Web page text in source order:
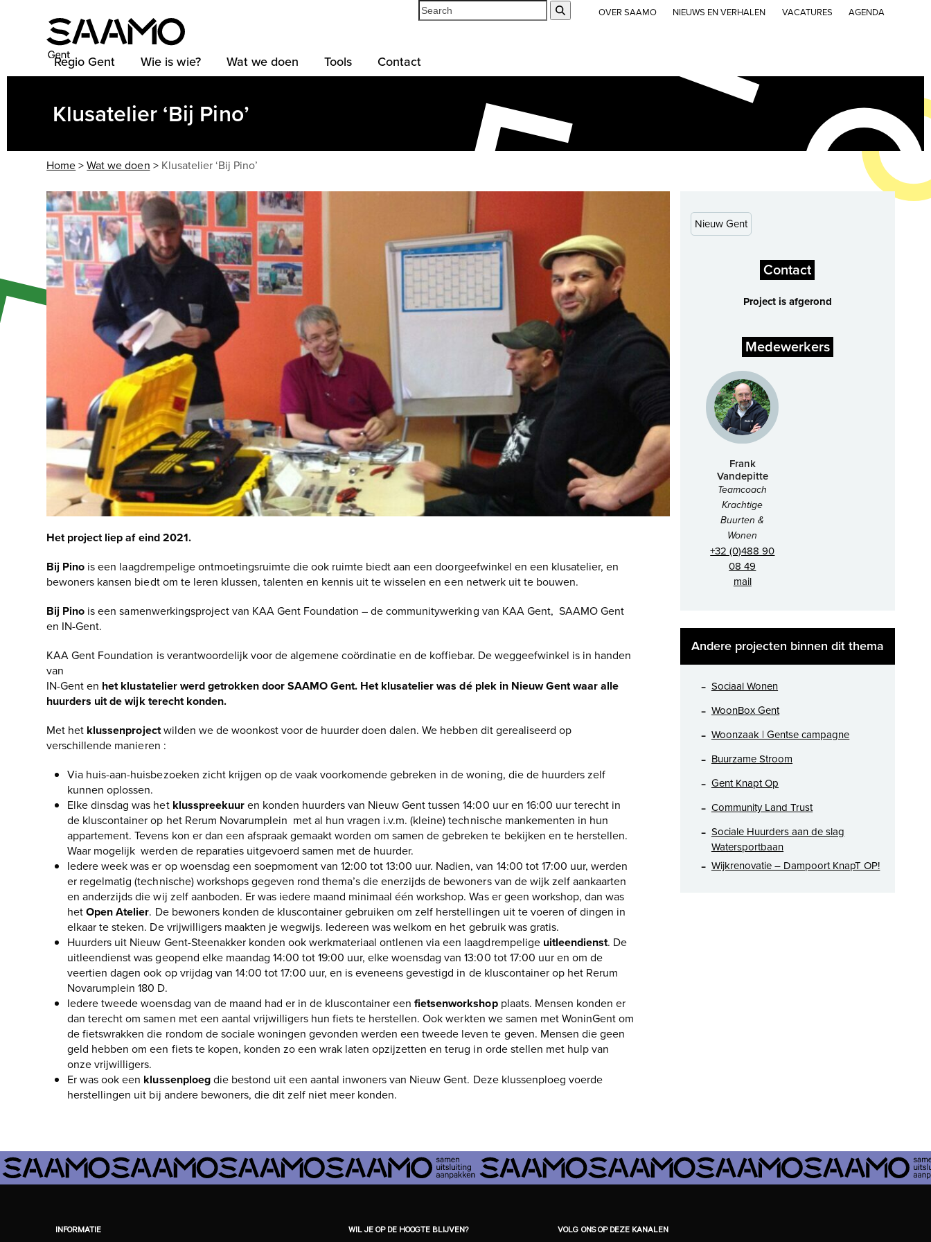
OVER SAAMO NIEUWS EN VERHALEN VACATURES AGENDA
Search
Regio Gent Wie is wie? Wat we doen Tools Contact
Klusatelier ‘Bij Pino’
Home>Wat we doen > Klusatelier ‘Bij Pino’
Het project liep af eind 2021.
Bij Pino is een laagdrempelige ontmoetingsruimte die ook ruimte biedt aan een doorgeefwinkel en een klusatelier, en
bewoners kansen biedt om te leren klussen, talenten en kennis uit te wisselen en een netwerk uit te bouwen.
Bij Pino is een samenwerkingsproject van KAA Gent Foundation – de communitywerking van KAA Gent, SAAMO Gent
en IN-Gent.
KAA Gent Foundation is verantwoordelijk voor de algemene coördinatie en de koffiebar. De weggeefwinkel is in handen
van
IN-Gent en het klustatelier werd getrokken door SAAMO Gent. Het klusatelier was dé plek in Nieuw Gent waar alle
huurders uit de wijk terecht konden.
Met het klussenprojectwilden we de woonkost voor de huurder doen dalen. We hebben dit gerealiseerd op
verschillende manieren :
Via huis-aan-huisbezoeken zicht krijgen op de vaak voorkomende gebreken in de woning, die de huurders zelf
kunnen oplossen.
Elke dinsdag was het klusspreekuuren konden huurders van Nieuw Gent tussen 14:00 uur en 16:00 uur terecht in
de kluscontainer op het Rerum Novarumplein met al hun vragen i.v.m. (kleine) technische mankementen in hun
appartement. Tevens kon er dan een afspraak gemaakt worden om samen de gebreken te bekijken en te herstellen.
Waar mogelijk werden de reparaties uitgevoerd samen met de huurder.
Iedere week was er op woensdag een soepmoment van 12:00 tot 13:00 uur. Nadien, van 14:00 tot 17:00 uur, werden
er regelmatig (technische) workshops gegeven rond thema’s die enerzijds de bewoners van de wijk zelf aankaarten
en anderzijds die wij zelf aanboden. Er was iedere maand minimaal één workshop. Was er geen workshop, dan was
hetOpen Atelier. De bewoners konden de kluscontainer gebruiken om zelf herstellingen uit te voeren of dingen in
elkaar te steken. De vrijwilligers maakten je wegwijs. Iedereen was welkom en het gebruik was gratis.
Huurders uit Nieuw Gent-Steenakker konden ook werkmateriaal ontlenen via een laagdrempelige uitleendienst. De
uitleendienst was geopend elke maandag 14:00 tot 19:00 uur, elke woensdag van 13:00 tot 17:00 uur en om de
veertien dagen ook op vrijdag van 14:00 tot 17:00 uur, en is eveneens gevestigd in de kluscontainer op het Rerum
Novarumplein 180 D.
Iedere tweede woensdag van de maand had er in de kluscontainer eenfietsenworkshopplaats. Mensen konden er
dan terecht om samen met een aantal vrijwilligers hun fiets te herstellen. Ook werkten we samen met WoninGent om
de fietswrakken die rondom de sociale woningen gevonden werden een tweede leven te geven. Mensen die geen
geld hebben om een fiets te kopen, konden zo een wrak laten opzijzetten en terug in orde stellen met hulp van
onze vrijwilligers.
Er was ook een klussenploegdie bestond uit een aantal inwoners van Nieuw Gent. Deze klussenploeg voerde
herstellingen uit bij andere bewoners, die dit zelf niet meer konden.
Nieuw Gent
Contact
Project is afgerond
Medewerkers
Frank
Vandepitte
Teamcoach
Krachtige
Buurten &
Wonen
+32 (0)488 90
08 49
mail
Andere projecten binnen dit thema
Sociaal Wonen
WoonBox Gent
Woonzaak | Gentse campagne
Buurzame Stroom
Gent Knapt Op
Community Land Trust
Sociale Huurders aan de slag
Watersportbaan
Wijkrenovatie – Dampoort KnapT OP!
INFORMATIE WIL JE OP DE HOOGTE BLIJVEN? VOLG ONS OP DEZE KANALEN